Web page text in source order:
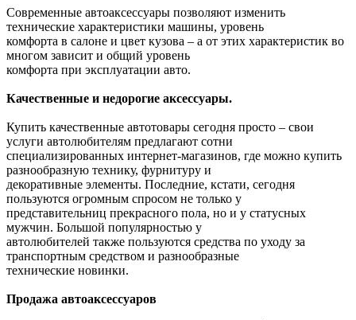
Современные автоаксессуары позволяют изменить
технические характеристики машины, уровень
комфорта в салоне и цвет кузова – а от этих характеристик во
многом зависит и общий уровень
комфорта при эксплуатации авто.
Качественные и недорогие аксессуары.
Купить качественные автотовары сегодня просто – свои
услуги автолюбителям предлагают сотни
специализированных интернет-магазинов, где можно купить
разнообразную технику, фурнитуру и
декоративные элементы. Последние, кстати, сегодня
пользуются огромным спросом не только у
представительниц прекрасного пола, но и у статусных
мужчин. Большой популярностью у
автолюбителей также пользуются средства по уходу за
транспортным средством и разнообразные
технические новинки.
Продажа автоаксессуаров